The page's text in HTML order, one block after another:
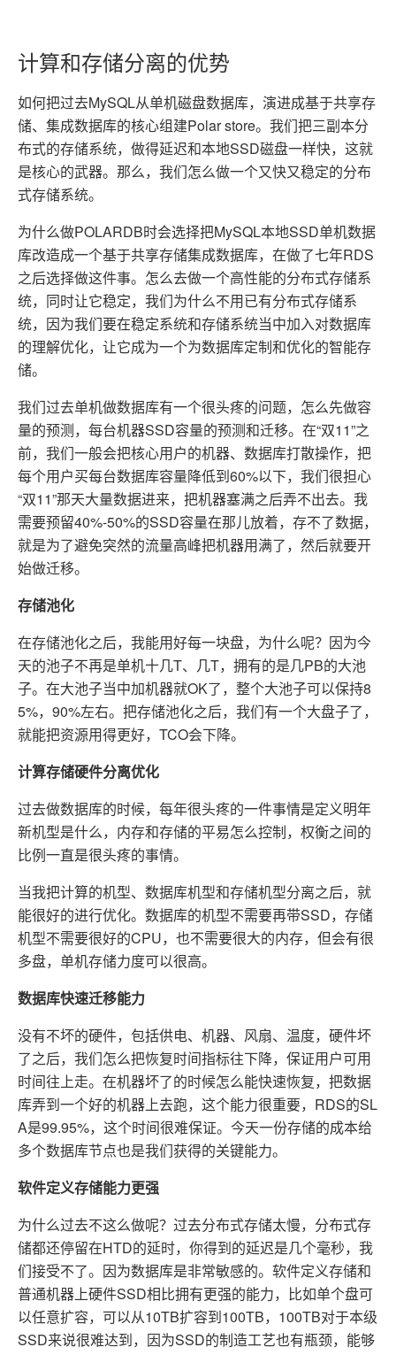
计算和存储分离的优势
如何把过去MySQL从单机磁盘数据库，演进成基于共享存
储、集成数据库的核心组建Polar store。我们把三副本分
布式的存储系统，做得延迟和本地SSD磁盘一样快，这就
是核心的武器。那么，我们怎么做一个又快又稳定的分布
式存储系统。
为什么做POLARDB时会选择把MySQL本地SSD单机数据
库改造成一个基于共享存储集成数据库，在做了七年RDS
之后选择做这件事。怎么去做一个高性能的分布式存储系
统，同时让它稳定，我们为什么不用已有分布式存储系
统，因为我们要在稳定系统和存储系统当中加入对数据库
的理解优化，让它成为一个为数据库定制和优化的智能存
储。
我们过去单机做数据库有一个很头疼的问题，怎么先做容
量的预测，每台机器SSD容量的预测和迁移。在“双11”之
前，我们一般会把核心用户的机器、数据库打散操作，把
每个用户买每台数据库容量降低到60%以下，我们很担心
“双11”那天大量数据进来，把机器塞满之后弄不出去。我
需要预留40%-50%的SSD容量在那儿放着，存不了数据，
就是为了避免突然的流量高峰把机器用满了，然后就要开
始做迁移。
存储池化
在存储池化之后，我能用好每一块盘，为什么呢？因为今
天的池子不再是单机十几T、几T，拥有的是几PB的大池
子。在大池子当中加机器就OK了，整个大池子可以保持8
5%，90%左右。把存储池化之后，我们有一个大盘子了，
就能把资源用得更好，TCO会下降。
计算存储硬件分离优化
过去做数据库的时候，每年很头疼的一件事情是定义明年
新机型是什么，内存和存储的平易怎么控制，权衡之间的
比例一直是很头疼的事情。
当我把计算的机型、数据库机型和存储机型分离之后，就
能很好的进行优化。数据库的机型不需要再带SSD，存储
机型不需要很好的CPU，也不需要很大的内存，但会有很
多盘，单机存储力度可以很高。
数据库快速迁移能力
没有不坏的硬件，包括供电、机器、风扇、温度，硬件坏
了之后，我们怎么把恢复时间指标往下降，保证用户可用
时间往上走。在机器坏了的时候怎么能快速恢复，把数据
库弄到一个好的机器上去跑，这个能力很重要，RDS的SL
A是99.95%，这个时间很难保证。今天一份存储的成本给
多个数据库节点也是我们获得的关键能力。
软件定义存储能力更强
为什么过去不这么做呢？过去分布式存储太慢，分布式存
储都还停留在HTD的延时，你得到的延迟是几个毫秒，我
们接受不了。因为数据库是非常敏感的。软件定义存储和
普通机器上硬件SSD相比拥有更强的能力，比如单个盘可
以任意扩容，可以从10TB扩容到100TB，100TB对于本级
SSD来说很难达到，因为SSD的制造工艺也有瓶颈，能够